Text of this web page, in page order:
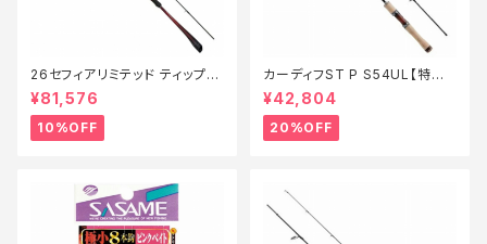
26セフィアリミテッド ティップエ
ギング S63ML+S【継続セール_
ロッド】【10】
¥81,576
10%OFF
カーディフST P S54UL【特価
ロッド】【20】
¥42,804
20%OFF